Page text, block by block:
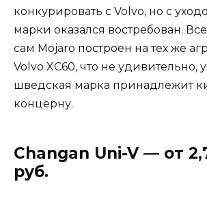
конкурировать с Volvo, но с
марки оказался востребован.
сам Mojaro построен на тех же
Volvo XC60, что не удивительно,
шведская марка принадлежит
концерну.
Changan Uni-V — от
руб.